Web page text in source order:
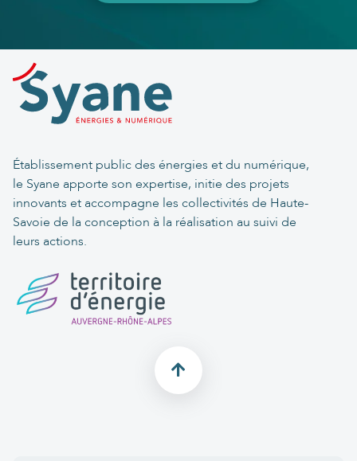
Établissement public des énergies et du numérique,
le Syane apporte son expertise, initie des projets
innovants et accompagne les collectivités de Haute-
Savoie de la conception à la réalisation au suivi de
leurs actions.